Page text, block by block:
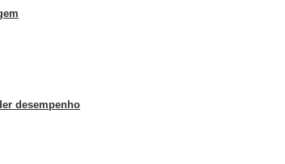
desempenho